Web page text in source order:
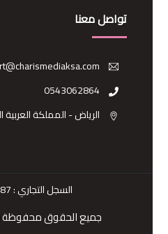
تواصل معنا
0543062864
الرياض - المملكة
السجل التجاري :
جميع الحقوق محفوظة @